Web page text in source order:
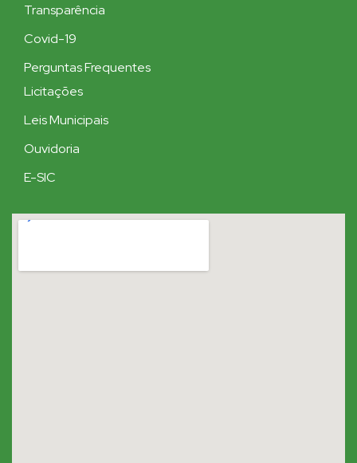
Transparência
Covid-19
Perguntas Frequentes
Licitações
Leis Municipais
Ouvidoria
E-SIC